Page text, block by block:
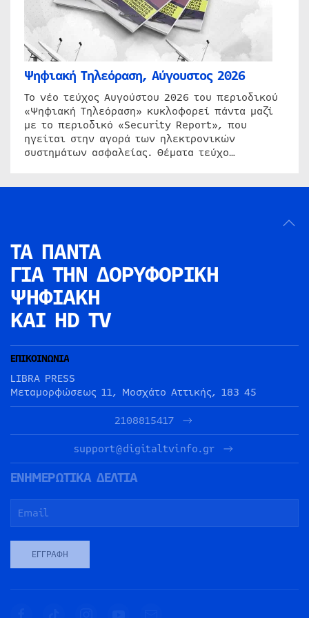
Ψηφιακή Τηλεόραση, Αύγουστος 2026
Το νέο τεύχος Αυγούστου 2026 του περιοδικού
«Ψηφιακή Τηλεόραση» κυκλοφορεί πάντα μαζί
με το περιοδικό «Security Report», που
ηγείται στην αγορά των ηλεκτρονικών
συστημάτων ασφαλείας. Θέματα τεύχο…
ΤΑ ΠΑΝΤΑ
ΓΙΑ ΤΗΝ ΔΟΡΥΦΟΡΙΚΗ
ΨΗΦΙΑΚΗ
ΚΑΙ HD TV
ΕΠΙΚΟΙΝΩΝΙΑ
LIBRA PRESS
Μεταμορφώσεως 11, Μοσχάτο Αττικής, 183 45
2108815417
support@digitaltvinfo.gr
ΕΝΗΜΕΡΩΤΙΚΑ ΔΕΛΤΙΑ
ΕΓΓΡΑΦΉ